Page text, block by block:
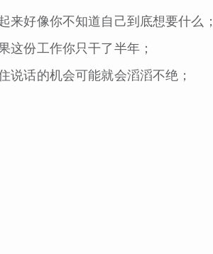
好像你不知道自己到底想要什么；
这份工作你只干了半年；
话的机会可能就会滔滔不绝；